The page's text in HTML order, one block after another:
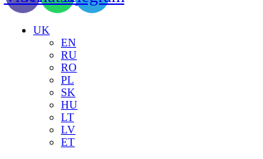
UK
EN
RU
RO
PL
SK
HU
LT
LV
ET